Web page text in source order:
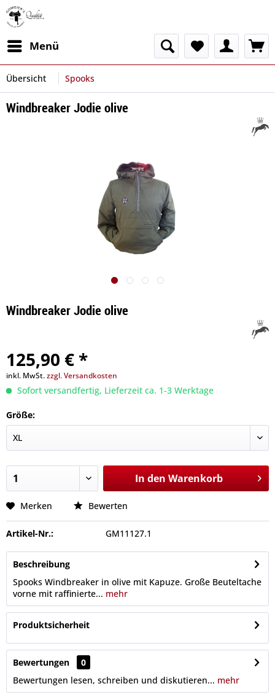
Menü
Übersicht Spooks
Windbreaker Jodie olive
Windbreaker Jodie olive
125,90 € *
inkl. MwSt.zzgl. Versandkosten
Sofort versandfertig, Lieferzeit ca. 1-3 Werktage
Größe:
In den Warenkorb
Merken Bewerten
Artikel-Nr.: GM11127.1
Beschreibung
Spooks Windbreaker in olive mit Kapuze. Große Beuteltache
vorne mit raffinierte... mehr
Produktsicherheit
Bewertungen
0
Bewertungen lesen, schreiben und diskutieren... mehr